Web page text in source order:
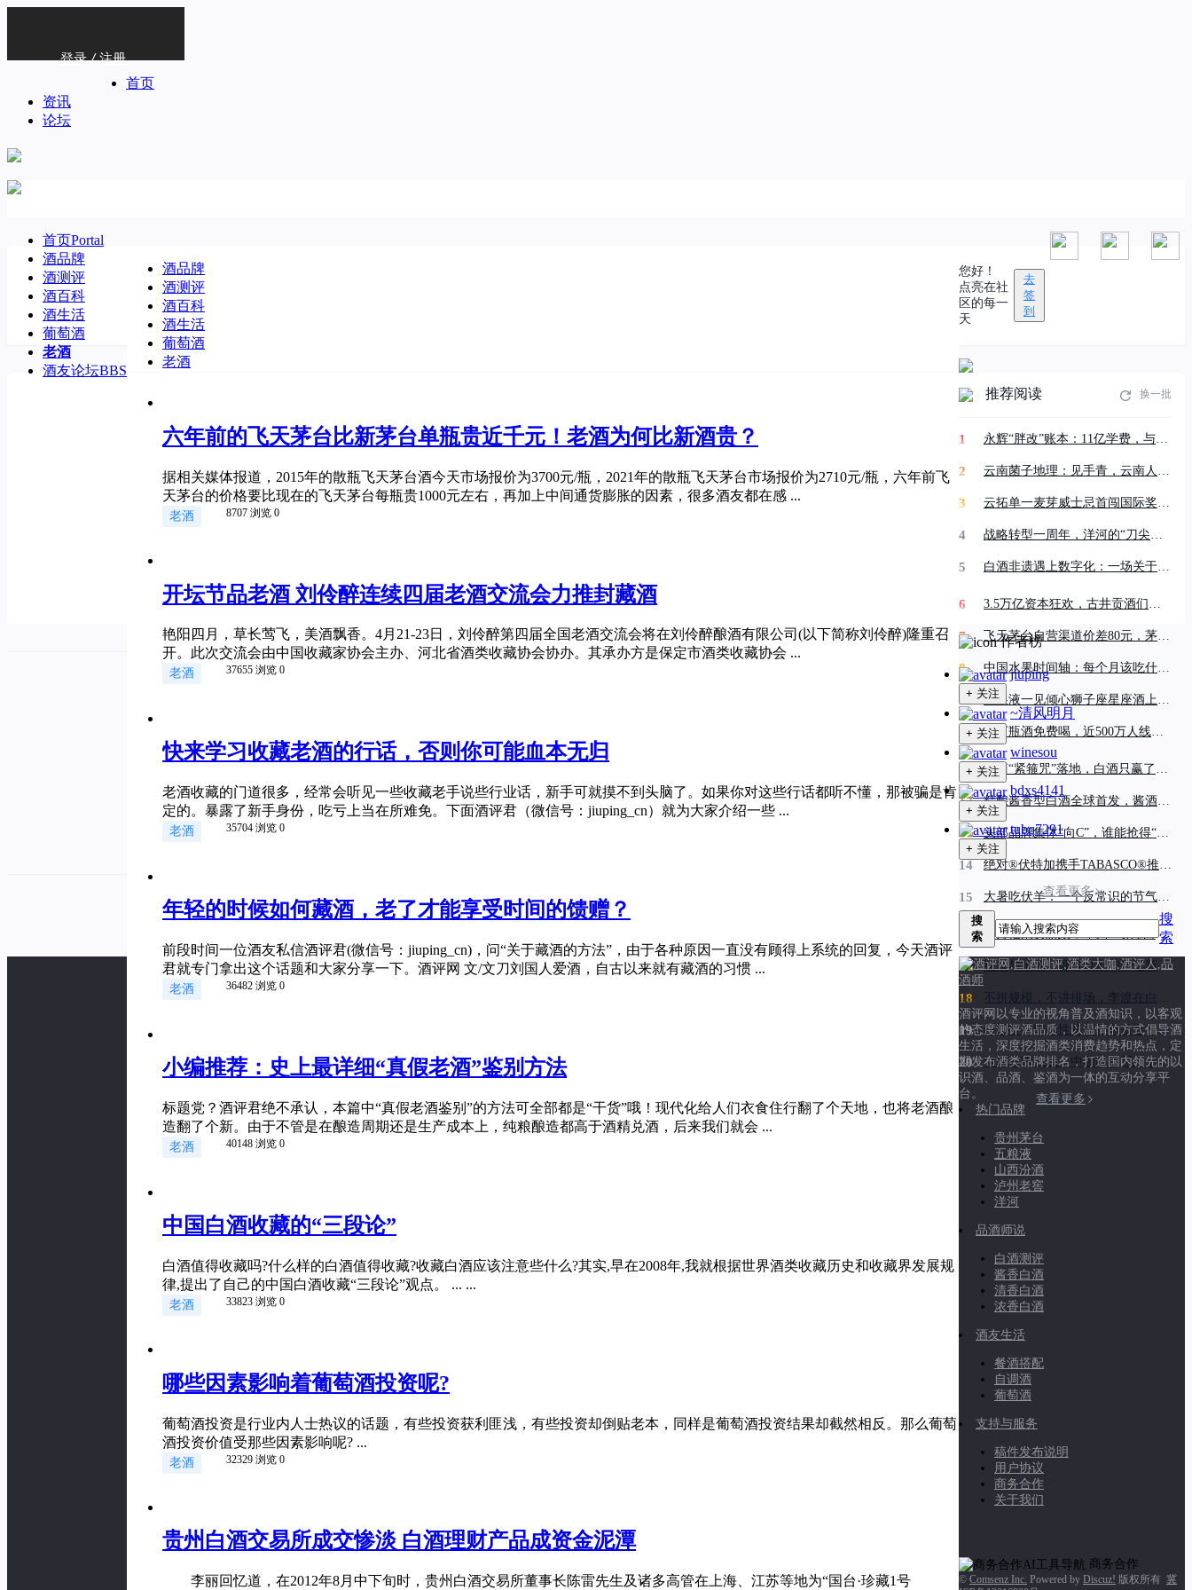
登录 / 注册
首页
资讯
论坛
首页Portal
酒品牌
酒测评
酒百科
酒生活
葡萄酒
老酒
酒友论坛BBS
酒品牌
酒测评
酒百科
酒生活
葡萄酒
老酒
六年前的飞天茅台比新茅台单瓶贵近千元！老酒为何比新酒贵？
据相关媒体报道，2015年的散瓶飞天茅台酒今天市场报价为3700元/瓶，2021年的散瓶飞天茅台市场报价为2710元/瓶，六年前飞
天茅台的价格要比现在的飞天茅台每瓶贵1000元左右，再加上中间通货膨胀的因素，很多酒友都在感 ...
老酒 8707 浏览 0
开坛节品老酒 刘伶醉连续四届老酒交流会力推封藏酒
艳阳四月，草长莺飞，美酒飘香。4月21-23日，刘伶醉第四届全国老酒交流会将在刘伶醉酿酒有限公司(以下简称刘伶醉)隆重召
开。此次交流会由中国收藏家协会主办、河北省酒类收藏协会协办。其承办方是保定市酒类收藏协会 ...
老酒 37655 浏览 0
快来学习收藏老酒的行话，否则你可能血本无归
老酒收藏的门道很多，经常会听见一些收藏老手说些行业话，新手可就摸不到头脑了。如果你对这些行话都听不懂，那被骗是肯
定的。暴露了新手身份，吃亏上当在所难免。下面酒评君（微信号：jiuping_cn）就为大家介绍一些 ...
老酒 35704 浏览 0
年轻的时候如何藏酒，老了才能享受时间的馈赠？
前段时间一位酒友私信酒评君(微信号：jiuping_cn)，问“关于藏酒的方法”，由于各种原因一直没有顾得上系统的回复，今天酒评
君就专门拿出这个话题和大家分享一下。酒评网 文/文刀刘国人爱酒，自古以来就有藏酒的习惯 ...
老酒 36482 浏览 0
小编推荐：史上最详细“真假老酒”鉴别方法
标题党？酒评君绝不承认，本篇中“真假老酒鉴别”的方法可全部都是“干货”哦！现代化给人们衣食住行翻了个天地，也将老酒酿
造翻了个新。由于不管是在酿造周期还是生产成本上，纯粮酿造都高于酒精兑酒，后来我们就会 ...
老酒 40148 浏览 0
中国白酒收藏的“三段论”
白酒值得收藏吗?什么样的白酒值得收藏?收藏白酒应该注意些什么?其实,早在2008年,我就根据世界酒类收藏历史和收藏界发展规
律,提出了自己的中国白酒收藏“三段论”观点。 ... ...
老酒 33823 浏览 0
哪些因素影响着葡萄酒投资呢?
葡萄酒投资是行业内人士热议的话题，有些投资获利匪浅，有些投资却倒贴老本，同样是葡萄酒投资结果却截然相反。那么葡萄
酒投资价值受那些因素影响呢? ...
老酒 32329 浏览 0
贵州白酒交易所成交惨淡 白酒理财产品成资金泥潭
李丽回忆道，在2012年8月中下旬时，贵州白酒交易所董事长陈雷先生及诸多高管在上海、江苏等地为“国台·珍藏1号
您好！
点亮在社
区的每一
天
去
签
到
推荐阅读 换一批
1
2
3
4
5
6
7
8
9
10
11
12
13
14
15
16 60万亿消费新政，“向下”引爆白酒终局生死战
17 狂欢与暗战，谁将收割1350亿新酒饮红利?|半年度复盘②
18
19 白酒行业结构性筑底还有多远? | 半年度复盘①
20 订单暴跌四成，中国白酒用三十年“人情”阻止升学宴“退烧”
查看更多
作者榜
jiuping
+ 关注
~清风明月
+ 关注
winesou
+ 关注
bdxs4141
+ 关注
tubq7291
+ 关注
查看更多
搜
索
搜
索
酒评网以专业的视角普及酒知识，以客观
的态度测评酒品质，以温情的方式倡导酒
生活，深度挖掘酒类消费趋势和热点，定
期发布酒类品牌排名，打造国内领先的以
识酒、品酒、鉴酒为一体的互动分享平
台。
热门品牌
贵州茅台
五粮液
山西汾酒
泸州老窖
洋河
品酒师说
白酒测评
酱香白酒
清香白酒
浓香白酒
酒友生活
餐酒搭配
自调酒
葡萄酒
支持与服务
稿件发布说明
用户协议
商务合作
关于我们
商务合作
© Comsenz Inc. Powered by Discuz! 版权所有 冀